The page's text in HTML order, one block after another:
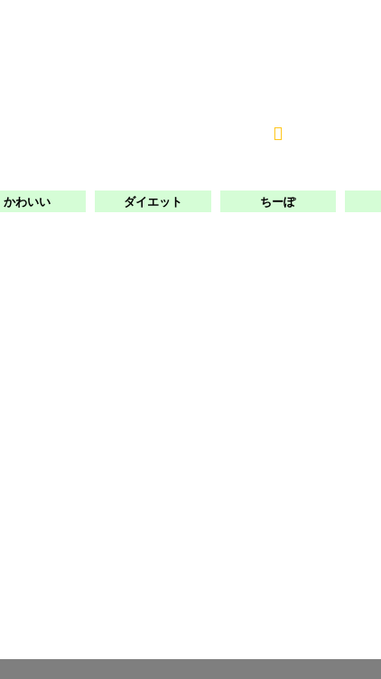
かわいい ダイエット ちーぽ